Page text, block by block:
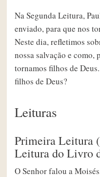
Na Segunda Leitura,
enviado, para que nos
Neste dia, refletimos
nossa salvação e como,
tornamos filhos de
filhos de Deus?
Leituras
Primeira Leitura
Leitura do Livro
O Senhor falou a